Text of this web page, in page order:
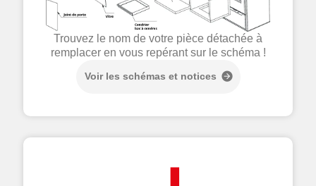
Trouvez le nom de votre pièce détachée à
remplacer en vous repérant sur le schéma !
Voir les schémas et notices